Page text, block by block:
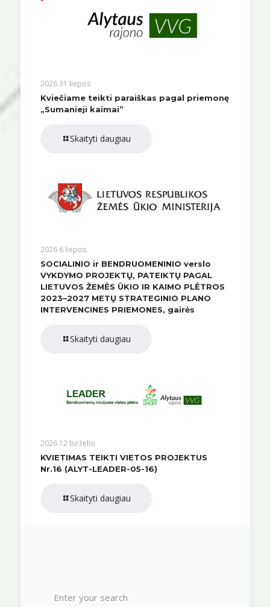
2026 31 liepos
Kviečiame teikti paraiškas pagal priemonę
„Sumanieji kaimai”
Skaityti daugiau
2026 6 liepos
SOCIALINIO ir BENDRUOMENINIO verslo
VYKDYMO PROJEKTŲ, PATEIKTŲ PAGAL
LIETUVOS ŽEMĖS ŪKIO IR KAIMO PLĖTROS
2023–2027 METŲ STRATEGINIO PLANO
INTERVENCINES PRIEMONES, gairės
Skaityti daugiau
2026 12 birželio
KVIETIMAS TEIKTI VIETOS PROJEKTUS
Nr.16 (ALYT-LEADER-05-16)
Skaityti daugiau